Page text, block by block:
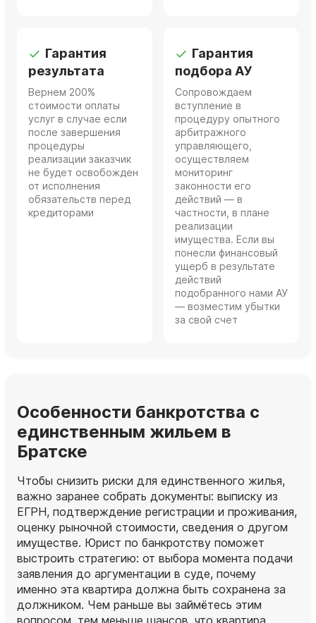
Гарантия
результата
Вернем 200%
стоимости оплаты
услуг в случае если
после завершения
процедуры
реализации заказчик
не будет освобожден
от исполнения
обязательств перед
кредиторами
Гарантия
подбора АУ
Сопровождаем
вступление в
процедуру опытного
арбитражного
управляющего,
осуществляем
мониторинг
законности его
действий — в
частности, в плане
реализации
имущества. Если вы
понесли финансовый
ущерб в результате
действий
подобранного нами АУ
— возместим убытки
за свой счет
Особенности банкротства с
единственным жильем в
Братске
Чтобы снизить риски для единственного жилья,
важно заранее собрать документы: выписку из
ЕГРН, подтверждение регистрации и проживания,
оценку рыночной стоимости, сведения о другом
имуществе. Юрист по банкротству поможет
выстроить стратегию: от выбора момента подачи
заявления до аргументации в суде, почему
именно эта квартира должна быть сохранена за
должником. Чем раньше вы займётесь этим